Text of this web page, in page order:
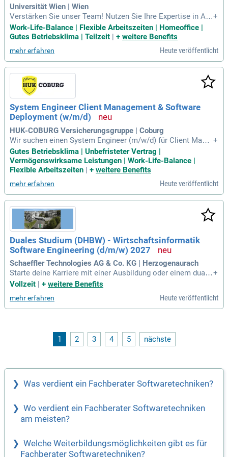
n (HEO) für Stromnetze unterstützt.
Universität Wien | Wien
Verstärken Sie unser Team! Nutzen Sie Ihre Expertise in Aut
omatisierung, KI und Research Software Engineering, um inn
ovative Lösungen in Datenübernahme, Metadatenanreicheru
es Trusted Research Environment zu entwickeln.
+
Work-Life-Balance | Flexible Arbeitszeiten | Homeoffice |
Gutes Betriebsklima | Teilzeit
+ weitere Benefits
mehr erfahren Heute veröffentlicht
System Engineer Client Management & Software
Deployment (w/m/d)
HUK-COBURG Versicherungsgruppe | Coburg
Wir suchen einen System Engineer (m/w/d) für Client Mana
gement und Software Deployment in Coburg, Bayern. In dies
er unbefristeten Vollzeitstelle gestalten Sie Softwareverteil
ungslösungen wie Ivanti DSM und Tanium. Zu Ihren Aufgabe
nstallationen und die Erstellung von Softwarepaketen. Zude
m unterstützen Sie Anwendungsbetreuer:innen und bearbeit
en 2nd-Level-Support-Anfragen. Erfahrung mit Power Shell, R
EST-API und Graph QL ist von Vorteil. Ein abgeschlossenes
Studium der Informatik oder eine vergleichbare Qualifikation
runden Ihr Profil ab. Bewerben Sie sich jetzt und gestalten Si
e die IT-Zukunft mit uns!
+
Gutes Betriebsklima | Unbefristeter Vertrag |
Vermögenswirksame Leistungen | Work-Life-Balance |
Flexible Arbeitszeiten | + weitere Benefits
mehr erfahren Heute veröffentlicht
Duales Studium (DHBW) - Wirtschaftsinformatik
Software Engineering (d/m/w) 2027
Schaeffler Technologies AG & Co. KG | Herzogenaurach
Starte deine Karriere mit einer Ausbildung oder einem duale
n Studium bei Schaeffler – der Schlüssel zu zukunftsorienti
ür die Mobilität, von Autos bis Flugzeugen. Mit einem Bache
lor of Science in Wirtschaftsinformatik, der Studientiefen wi
nahen Phasen in Herzogenaurach und Nürnberg. Vertiefe dei
n Wissen in Bereichen wie Künstliche Intelligenz und Machi
+
Vollzeit | + weitere Benefits
mehr erfahren Heute veröffentlicht
1 2 3 4 5 nächste
Was verdient ein Fachberater Softwaretechniken?
Wo verdient ein Fachberater Softwaretechniken
am meisten?
Welche Weiterbildungsmöglichkeiten gibt es für
Fachberater Softwaretechniken?